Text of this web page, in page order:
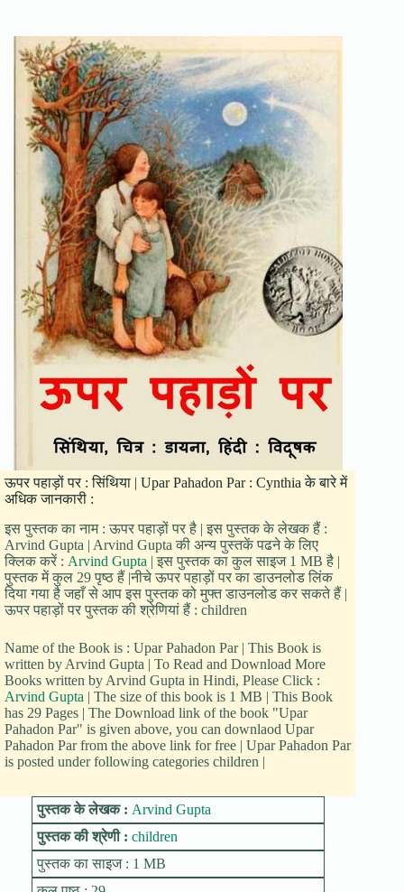
ऊपर पहाड़ों पर : सिंथिया | Upar Pahadon Par : Cynthia के बारे में
अधिक जानकारी :
इस पुस्तक का नाम : ऊपर पहाड़ों पर है | इस पुस्तक के लेखक हैं :
Arvind Gupta | Arvind Gupta की अन्य पुस्तकें पढने के लिए
क्लिक करें : Arvind Gupta | इस पुस्तक का कुल साइज 1 MB है |
पुस्तक में कुल 29 पृष्ठ हैं |नीचे ऊपर पहाड़ों पर का डाउनलोड लिंक
दिया गया है जहाँ से आप इस पुस्तक को मुफ्त डाउनलोड कर सकते हैं |
ऊपर पहाड़ों पर पुस्तक की श्रेणियां हैं : children
Name of the Book is : Upar Pahadon Par | This Book is
written by Arvind Gupta | To Read and Download More
Books written by Arvind Gupta in Hindi, Please Click :
Arvind Gupta | The size of this book is 1 MB | This Book
has 29 Pages | The Download link of the book "Upar
Pahadon Par" is given above, you can downlaod Upar
Pahadon Par from the above link for free | Upar Pahadon Par
is posted under following categories children |
पुस्तक के लेखक : Arvind Gupta
पुस्तक की श्रेणी : children
पुस्तक का साइज : 1 MB